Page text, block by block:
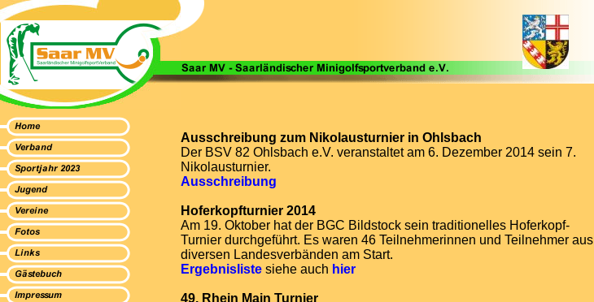
Ausschreibung zum Nikolausturnier in Ohlsbach
Der BSV 82 Ohlsbach e.V. veranstaltet am 6. Dezember 2014 sein 7.
Nikolausturnier.
Ausschreibung
Hoferkopfturnier 2014
Am 19. Oktober hat der BGC Bildstock sein traditionelles Hoferkopf-
Turnier durchgeführt. Es waren 46 Teilnehmerinnen und Teilnehmer aus
diversen Landesverbänden am Start.
Ergebnisliste siehe auch hier
49. Rhein Main Turnier